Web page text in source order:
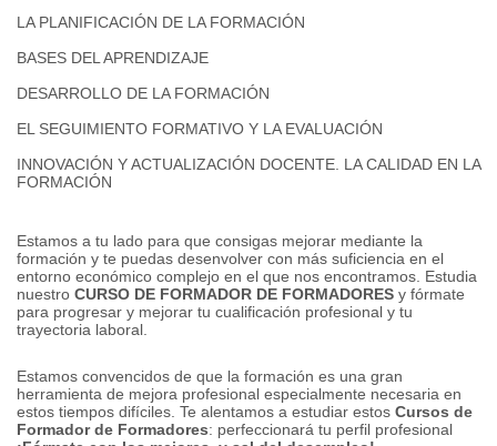
LA PLANIFICACIÓN DE LA FORMACIÓN
BASES DEL APRENDIZAJE
DESARROLLO DE LA FORMACIÓN
EL SEGUIMIENTO FORMATIVO Y LA EVALUACIÓN
INNOVACIÓN Y ACTUALIZACIÓN DOCENTE. LA CALIDAD EN LA
FORMACIÓN
Estamos a tu lado para que consigas mejorar mediante la
formación y te puedas desenvolver con más suficiencia en el
entorno económico complejo en el que nos encontramos. Estudia
nuestro CURSO DE FORMADOR DE FORMADORES y fórmate
para progresar y mejorar tu cualificación profesional y tu
trayectoria laboral.
Estamos convencidos de que la formación es una gran
herramienta de mejora profesional especialmente necesaria en
estos tiempos difíciles. Te alentamos a estudiar estos Cursos de
Formador de Formadores: perfeccionará tu perfil profesional